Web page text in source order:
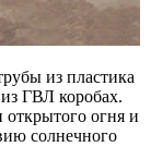
из пластика
ГВЛ коробах.
открытого огня и
солнечного